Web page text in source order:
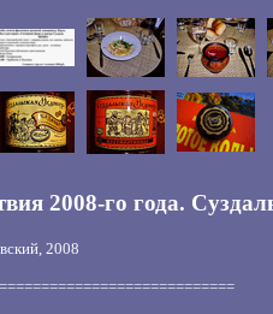
2008-го года.
2008